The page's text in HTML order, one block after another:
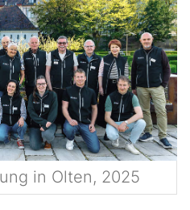
in Olten, 2025